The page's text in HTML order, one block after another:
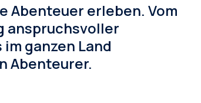
Abenteuer erleben. Vom
anspruchsvoller
ganzen Land
Abenteurer.